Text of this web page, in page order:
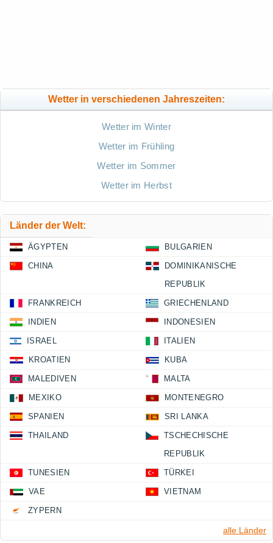
Wetter in verschiedenen Jahreszeiten:
Wetter im Winter
Wetter im Frühling
Wetter im Sommer
Wetter im Herbst
Länder der Welt:
ÄGYPTEN BULGARIEN
CHINA
DOMINIKANISCHE
REPUBLIK
FRANKREICH GRIECHENLAND
INDIEN INDONESIEN
ISRAEL ITALIEN
KROATIEN KUBA
MALEDIVEN MALTA
MEXIKO MONTENEGRO
SPANIEN SRI LANKA
THAILAND
TSCHECHISCHE
REPUBLIK
TUNESIEN TÜRKEI
VAE VIETNAM
ZYPERN
alle Länder